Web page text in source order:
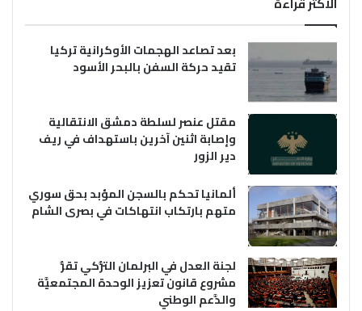
بعد تصاعد الهجمات الأوكرانية تركيا
تقيد حركة السفن بالبحر الأسود
مقتل عنصر لسلطة دمشق الانتقالية
وإصابة اثنين آخرين باستهداف في ريف
دير الزور
ألمانيا تحكم بالسجن المؤبد بحق سوري
متهم بارتكاب انتهاكات في بصرى الشام
لجنة العدل في البرلمان التُّركي تقرُّ
مشروع قانون تعزيز الوحدة المجتمعيَّة
والدَّعم الوطني